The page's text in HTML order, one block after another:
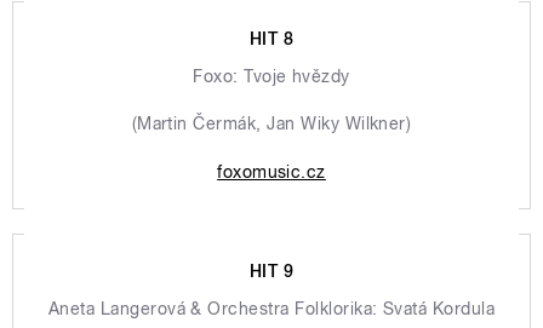
HIT 8
Foxo: Tvoje hvězdy
(Martin Čermák, Jan Wiky Wilkner)
foxomusic.cz
HIT 9
Aneta Langerová & Orchestra Folklorika: Svatá Kordula